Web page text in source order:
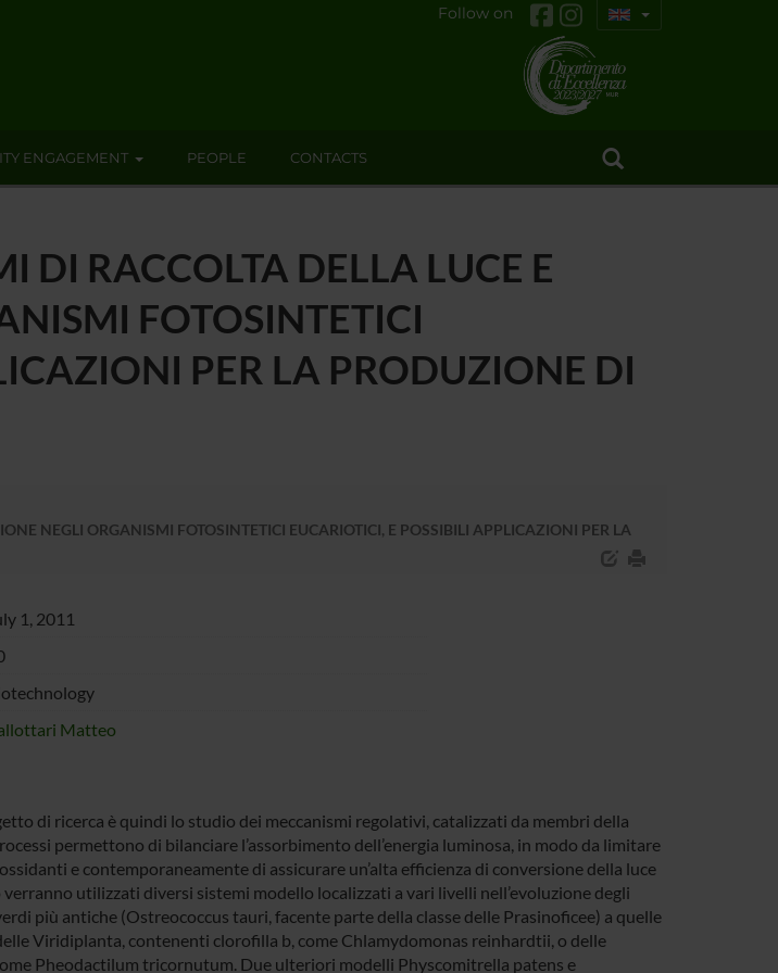
Follow on
ENGAGEMENT PEOPLE CONTACTS
DI RACCOLTA DELLA LUCE E
FOTOSINTETICI
PER LA PRODUZIONE DI
NEGLI ORGANISMI FOTOSINTETICI EUCARIOTICI, E POSSIBILI APPLICAZIONI PER LA
1, 2011
Matteo
di ricerca è quindi lo studio dei meccanismi regolativi, catalizzati da membri della
permettono di bilanciare l’assorbimento dell’energia luminosa, in modo da limitare
e contemporaneamente di assicurare un’alta efficienza di conversione della luce
utilizzati diversi sistemi modello localizzati a vari livelli nell’evoluzione degli
più antiche (Ostreococcus tauri, facente parte della classe delle Prasinoficee) a quelle
Viridiplanta, contenenti clorofilla b, come Chlamydomonas reinhardtii, o delle
Pheodactilum tricornutum. Due ulteriori modelli Physcomitrella patens e